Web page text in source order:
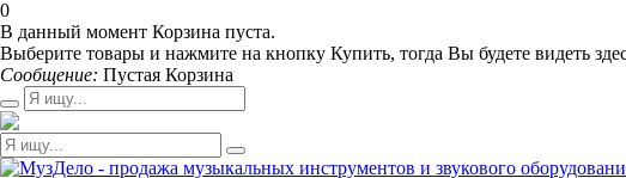
0
В данный момент Корзина пуста.
Выберите товары и нажмите на кнопку Купить, тогда Вы будете видеть
Сообщение: Пустая Корзина